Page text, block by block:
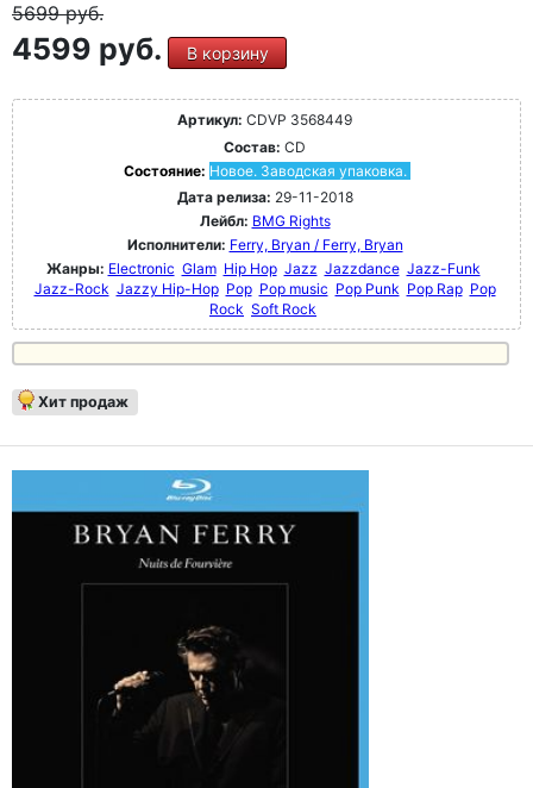
5699руб.
4599 руб. В корзину
Артикул: CDVP 3568449
Состав: CD
Состояние: Новое. Заводская упаковка.
Дата релиза: 29-11-2018
Лейбл: BMG Rights
Исполнители: Ferry, Bryan / Ferry, Bryan
Жанры: Electronic Glam Hip Hop Jazz Jazzdance Jazz-Funk
Jazz-Rock Jazzy Hip-Hop Pop Pop music Pop Punk Pop Rap Pop
Rock Soft Rock
Хит продаж